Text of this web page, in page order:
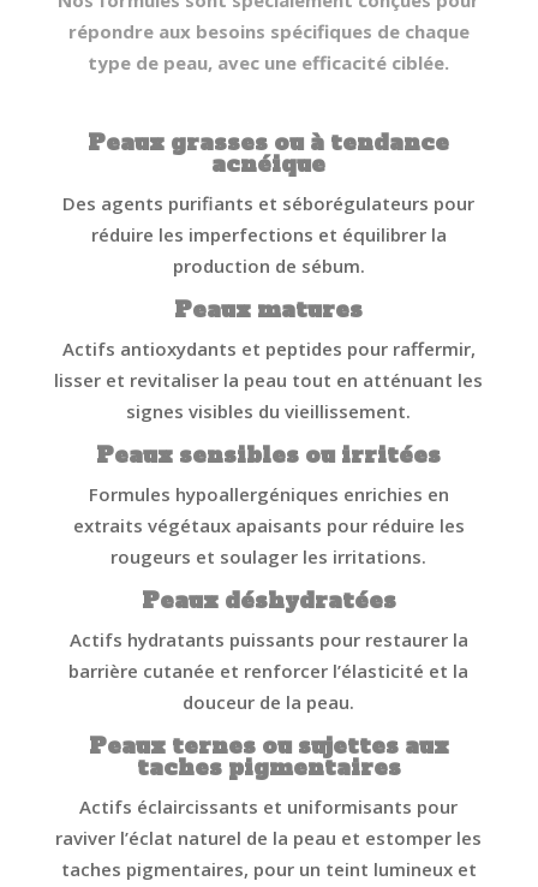
répondre aux besoins spécifiques de chaque
type de peau, avec une efficacité ciblée.
Peaux grasses ou à tendance
acnéique
Des agents purifiants et séborégulateurs pour
réduire les imperfections et équilibrer la
production de sébum.
Peaux matures
Actifs antioxydants et peptides pour raffermir,
lisser et revitaliser la peau tout en atténuant les
signes visibles du vieillissement.
Peaux sensibles ou irritées
Formules hypoallergéniques enrichies en
extraits végétaux apaisants pour réduire les
rougeurs et soulager les irritations.
Peaux déshydratées
Actifs hydratants puissants pour restaurer la
barrière cutanée et renforcer l’élasticité et la
douceur de la peau.
Peaux ternes ou sujettes aux
taches pigmentaires
Actifs éclaircissants et uniformisants pour
raviver l’éclat naturel de la peau et estomper les
taches pigmentaires, pour un teint lumineux et